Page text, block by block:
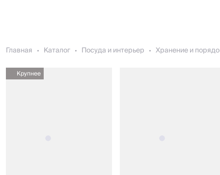
Главная Каталог Посуда и интерьер Хранение и
Крупнее